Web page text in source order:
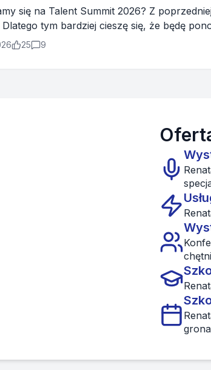
się na Talent Summit 2026? Z
razem z Magdalena Ko...
25 9